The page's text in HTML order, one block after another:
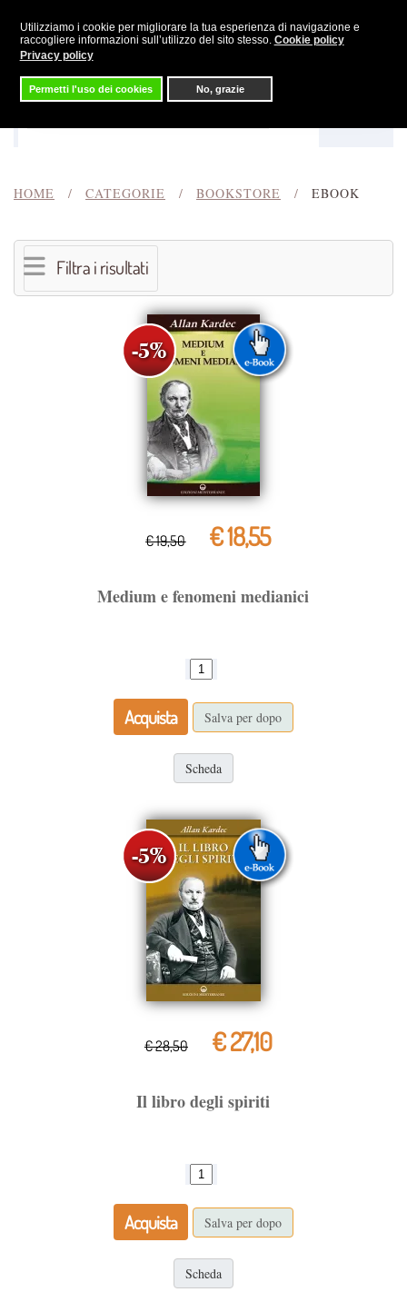
Utilizziamo i cookie per migliorare la tua esperienza di navigazione e
raccogliere informazioni sull’utilizzo del sito stesso. Cookie policy
Privacy policy
Permetti l'uso dei cookies No, grazie
Skip to main content
HOME CATEGORIE BOOKSTORE EBOOK
Filtra i risultati
€ 19,50 € 18,55
Medium e fenomeni medianici
Acquista Salva per dopo
Scheda
€ 28,50 € 27,10
Il libro degli spiriti
Acquista Salva per dopo
Scheda